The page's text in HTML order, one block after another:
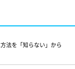
法を「知らない」から